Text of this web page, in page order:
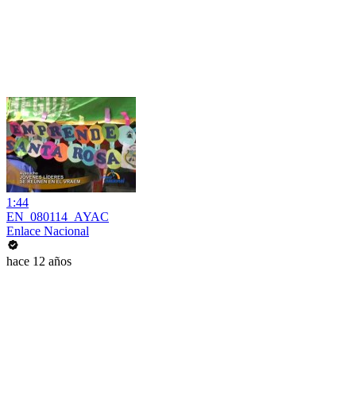
1:44
EN_080114_AYAC
Enlace Nacional
hace 12 años